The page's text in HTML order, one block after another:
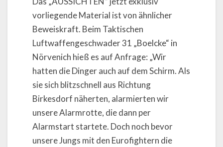
vorliegende Material ist von ähnlicher
Beweiskraft. Beim Taktischen
Luftwaffengeschwader 31 „Boelcke“ in
Nörvenich hieß es auf Anfrage: „Wir
hatten die Dinger auch auf dem Schirm. Als
sie sich blitzschnell aus Richtung
Birkesdorf näherten, alarmierten wir
unsere Alarmrotte, die dann per
Alarmstart startete. Doch noch bevor
unsere Jungs mit den Eurofightern die